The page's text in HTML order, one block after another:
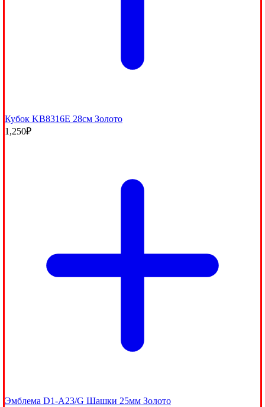
Кубок KB8316E 28см Золото
1,250₽
Эмблема D1-A23/G Шашки 25мм Золото